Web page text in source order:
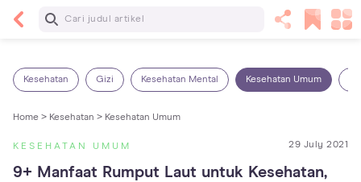
Baca Selanjutnya
Kesehatan Gizi Kesehatan Mental Kesehatan Umum
Home > Kesehatan > Kesehatan Umum
KESEHATAN UMUM 29 July 2021
9+ Manfaat Rumput Laut untuk Kesehatan,